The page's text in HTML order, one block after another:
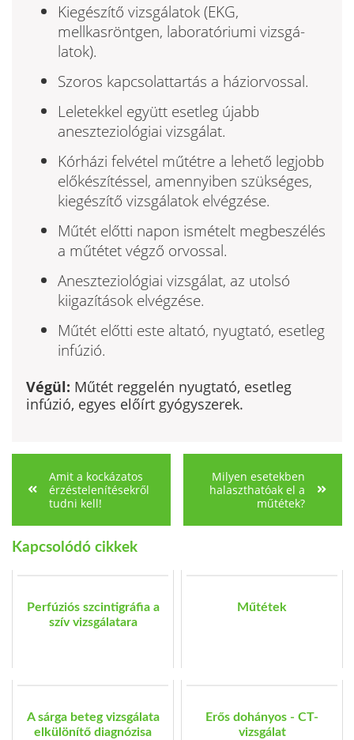
Kiegészítő vizsgálatok (EKG,
mellkasröntgen, laboratóriumi vizsgá­
latok).
Szoros kapcsolattartás a háziorvossal.
Leletekkel együtt esetleg újabb
aneszteziológiai vizsgálat.
Kórházi felvétel műtétre a lehető legjobb
előkészítéssel, amennyi­ben szükséges,
kiegészítő vizsgálatok elvégzése.
Műtét előtti napon ismételt megbeszélés
a műtétet végző or­vossal.
Aneszteziológiai vizsgálat, az utolsó
kiigazítások elvégzése.
Műtét előtti este altató, nyugtató, esetleg
infúzió.
Végül: Műtét reggelén nyugtató, esetleg
infúzió, egyes előírt gyógyszerek.
Amit a kockázatos
érzéstelenítésekről
tudni kell!
Milyen esetekben
halaszthatóak el a
műtétek?
Kapcsolódó cikkek
Perfúziós szcintigráfia a
szív vizsgálatara
Műtétek
A sárga beteg vizsgálata
elkülönítő diagnózisa
Erős dohányos - CT-
vizsgálat